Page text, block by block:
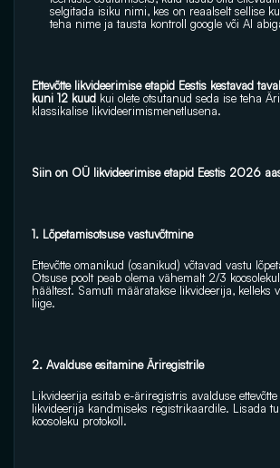
selgitada isiku nimi, kes on reaalselt sellise
teha nime ja tausta kontroll google või AI
Ettevõtte likvideerimise etapid Eestis kestavad
kuni 12 kuud kui olete otsutanud seda ise teha
klassikalise likvideerimismenetlusena.
Siin on OÜ likvideerimise etapid Eestis 2026
1. Lõpetamisotsuse vastuvõtmine
Ettevõtte omanikud (osanikud) võtavad vastu
Otsuse poolt peab olema vähemalt 2/3
häältest. Samuti määratakse likvideerija, kelleks
liige.
2. Avalduse esitamine Äriregistrile
Likvideerija esitab e-äriregistris avalduse
likvideerija kandmiseks registrikaardile. Lisada
koosoleku protokoll.